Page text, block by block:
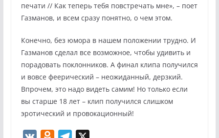
печати // Как теперь тебя повстречать мне», – поет
Газманов, и всем сразу понятно, о чем этом.
Конечно, без юмора в нашем положении трудно. И
Газманов сделал все возможное, чтобы удивить и
порадовать поклонников. А финал клипа получился
и вовсе феерический – неожиданный, дерзкий.
Впрочем, это надо видеть самим! Но только если
вы старше 18 лет – клип получился слишком
эротический и провокационный!